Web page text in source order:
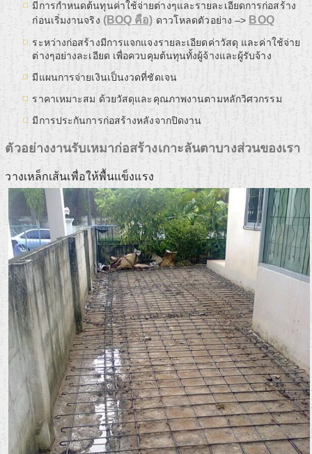
มีการกำหนดต้นทุนค่าใช้จ่ายต่างๆและรายละเอียดการก่อสร้าง
ก่อนเริ่มงานจริง (BOQ คือ) ดาวโหลดตัวอย่าง –> BOQ
ระหว่างก่อสร้างมีการแจกแจงรายละเอียดค่าวัสดุ และค่าใช้จ่าย
ต่างๆอย่างละเอียด เพื่อควบคุมต้นทุนทั้งผู้จ้างและผู้รับจ้าง
มีแผนการจ่ายเงินเป็นงวดที่ชัดเจน
ราคาเหมาะสม ด้วยวัสดุและคุณภาพงานตามหลักวิศวกรรม
มีการประกันการก่อสร้างหลังจากปิดงาน
ตัวอย่างงานรับเหมาก่อสร้างเกาะลันตาบางส่วนของเรา
วางเหล็กเส้นเพื่อให้พื้นแข็งแรง